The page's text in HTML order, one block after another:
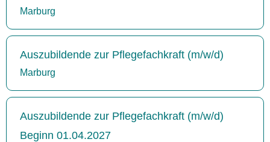
Marburg
Auszubildende zur Pflegefachkraft (m/w/d)
Marburg
Auszubildende zur Pflegefachkraft (m/w/d)
Beginn 01.04.2027